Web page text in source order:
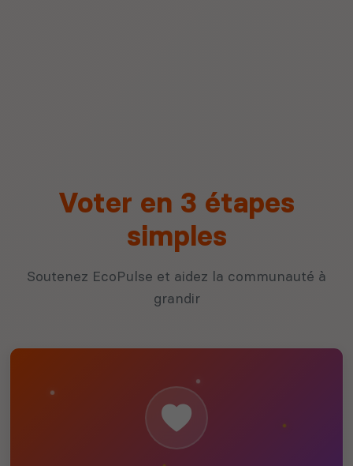
Voter en 3 étapes
simples
Soutenez EcoPulse et aidez la communauté à
grandir